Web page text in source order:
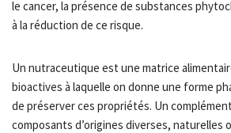
le cancer, la présence de substances
à la réduction de ce risque.
Un nutraceutique est une matrice
bioactives à laquelle on donne une forme
de préserver ces propriétés. Un
composants d’origines diverses, naturelles